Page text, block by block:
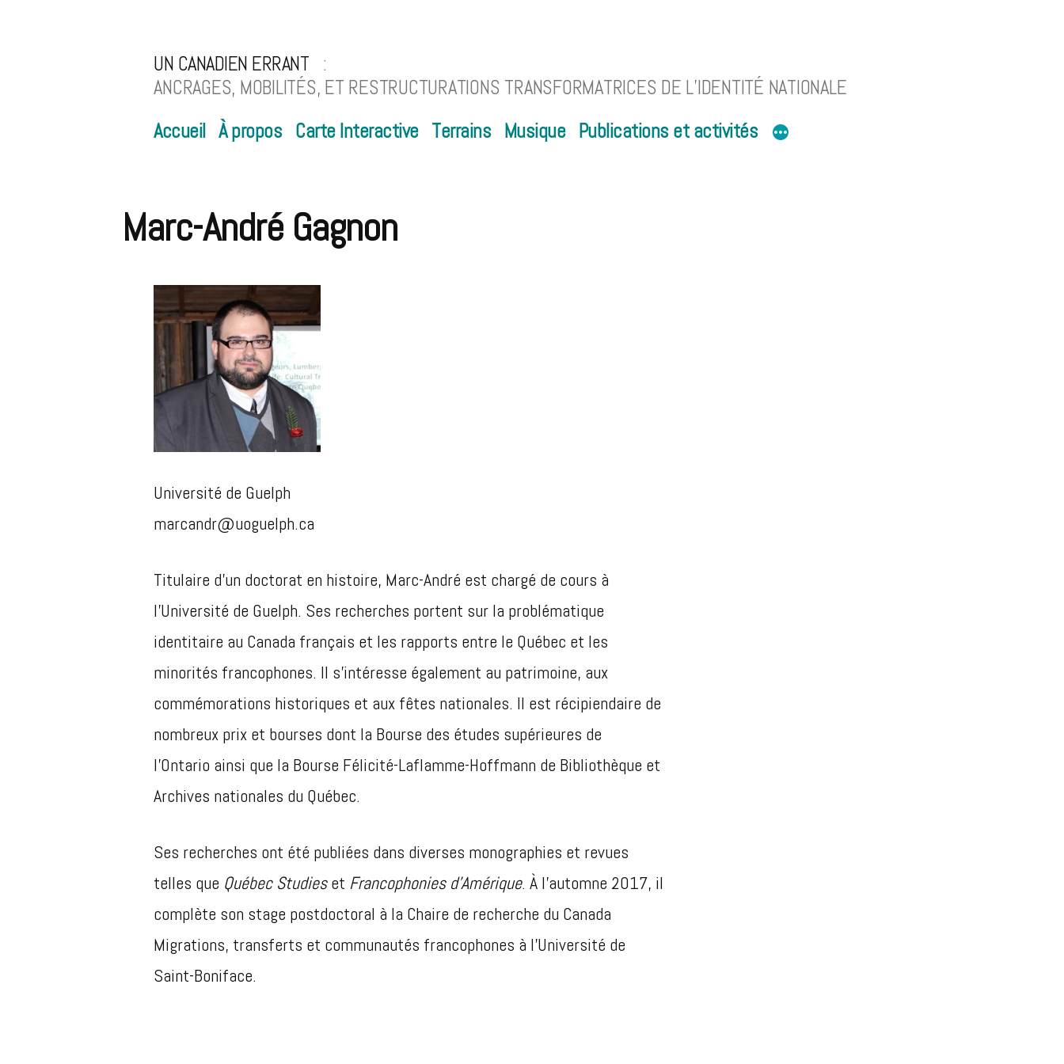
UN CANADIEN ERRANT
ANCRAGES, MOBILITÉS, ET RESTRUCTURATIONS TRANSFORMATRICES DE L’IDENTITÉ NATIONALE
Accueil À propos Carte Interactive Terrains Musique Publications et activités
Marc-André Gagnon
Université de Guelph
marcandr@uoguelph.ca
Titulaire d’un doctorat en histoire, Marc-André est chargé de cours à
l’Université de Guelph. Ses recherches portent sur la problématique
identitaire au Canada français et les rapports entre le Québec et les
minorités francophones. Il s’intéresse également au patrimoine, aux
commémorations historiques et aux fêtes nationales. Il est récipiendaire de
nombreux prix et bourses dont la Bourse des études supérieures de
l’Ontario ainsi que la Bourse Félicité-Laflamme-Hoffmann de Bibliothèque et
Archives nationales du Québec.
Ses recherches ont été publiées dans diverses monographies et revues
telles que Québec Studieset Francophonies d’Amérique. À l’automne 2017, il
complète son stage postdoctoral à la Chaire de recherche du Canada
Migrations, transferts et communautés francophones à l’Université de
Saint-Boniface.